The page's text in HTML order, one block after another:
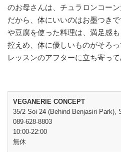
のお母さんは、チュラロンコー
だから、体にいいのはお墨つき
や豆腐を使った料理は、満足感
控えめ、体に優しいものがそろ
レッスンのアフターに立ち寄っ
VEGANERIE CONCEPT
35/2 Soi 24 (Behind Benjasiri Park),
089-628-8803
10:00-22:00
無休